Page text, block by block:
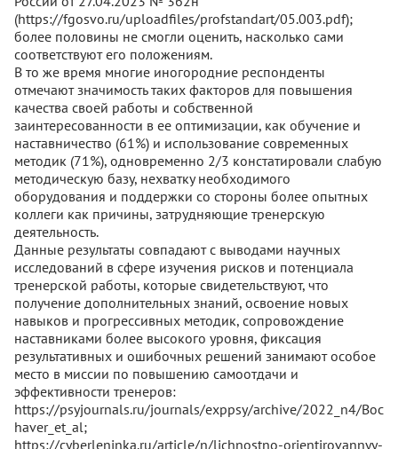
(https://fgosvo.ru/uploadfiles/profstandart/05.003.pdf);
более половины не смогли оценить, насколько сами
соответствуют его положениям.
В то же время многие иногородние респонденты
отмечают значимость таких факторов для повышения
качества своей работы и собственной
заинтересованности в ее оптимизации, как обучение и
наставничество (61%) и использование современных
методик (71%), одновременно 2/3 констатировали слабую
методическую базу, нехватку необходимого
оборудования и поддержки со стороны более опытных
коллеги как причины, затрудняющие тренерскую
деятельность.
Данные результаты совпадают с выводами научных
исследований в сфере изучения рисков и потенциала
тренерской работы, которые свидетельствуют, что
получение дополнительных знаний, освоение новых
навыков и прогрессивных методик, сопровождение
наставниками более высокого уровня, фиксация
результативных и ошибочных решений занимают особое
место в миссии по повышению самоотдачи и
эффективности тренеров:
https://psyjournals.ru/journals/exppsy/archive/2022_n4/Boc
haver_et_al;
https://cyberleninka.ru/article/n/lichnostno-orientirovannyy-